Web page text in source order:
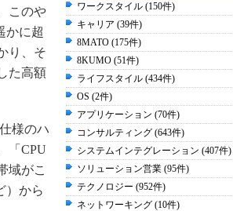
このや
かに超
り、そ
た高額
様のハ
「CPU
域がこ
）から
ワークスタイル (150件)
キャリア (39件)
8MATO (175件)
8KUMO (51件)
ライフスタイル (434件)
OS (2件)
アプリケーション (70件)
コンサルティング (643件)
システムインテグレーション (407件)
ソリューション営業 (95件)
テクノロジー (952件)
ネットワーキング (10件)